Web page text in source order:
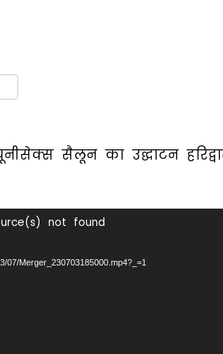
सैलून का उद्घाटन
not found
Merger_230703185000.mp4?_=1